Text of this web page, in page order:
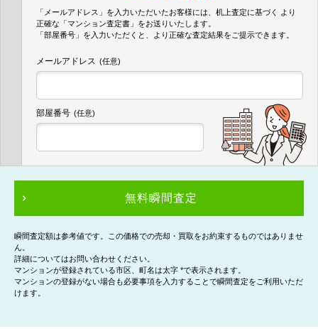
「メールアドレス」を入力いただいたお客様には、机上査定に基づく
より
正確な 「マンション査定書」 をお送りいたします。
「部屋番号」を入力いただくと、より正確な査定結果をご提示できます。
メールアドレス (任意)
部屋番号 (任意)
無料瞬間査定
瞬間査定額は参考値です。この価格での売却・買取をお約束するものではありませ
ん。
詳細についてはお問い合わせください。
マンションが登録されている市区、町名は太字 *で表示されます。
マンションの登録がない場合も必要事項を入力することで瞬間査定をご利用いただ
けます。